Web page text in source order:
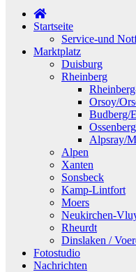
Startseite
Service-und
Marktplatz
Duisburg
Rheinberg
Orsoy/
Budberg/
Alpsray/
Alpen
Xanten
Sonsbeck
Kamp-Lintfort
Moers
Neukirchen-
Rheurdt
Dinslaken /
Fotostudio
Nachrichten